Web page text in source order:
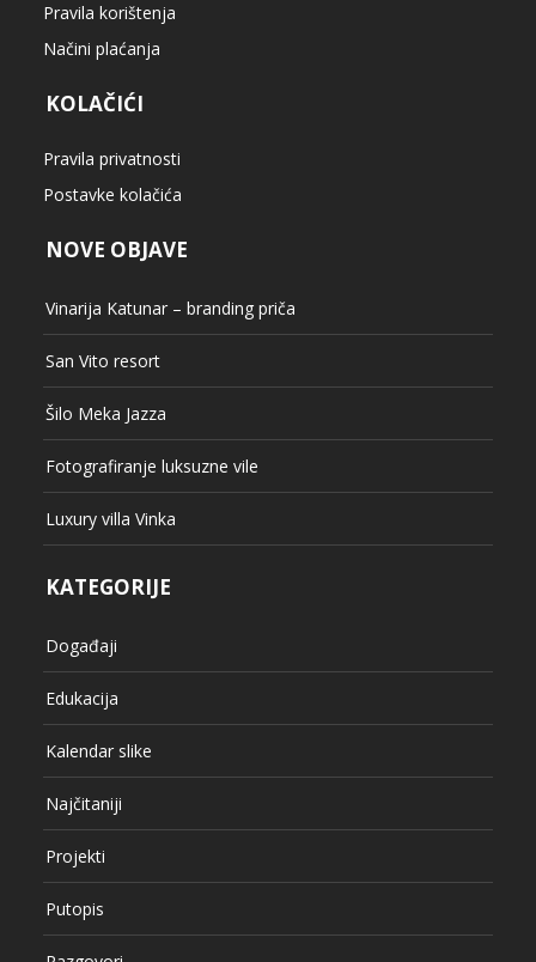
Pravila korištenja
Načini plaćanja
KOLAČIĆI
Pravila privatnosti
Postavke kolačića
NOVE OBJAVE
Vinarija Katunar – branding priča
San Vito resort
Šilo Meka Jazza
Fotografiranje luksuzne vile
Luxury villa Vinka
KATEGORIJE
Događaji
Edukacija
Kalendar slike
Najčitaniji
Projekti
Putopis